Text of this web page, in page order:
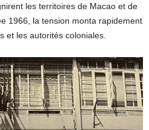
les territoires de Macao et de
1966, la tension monta rapidement
et les autorités coloniales.